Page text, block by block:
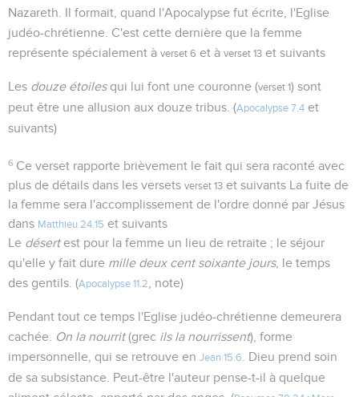
Nazareth. Il formait, quand l'Apocalypse fut écrite, l'Eglise
judéo-chrétienne. C'est cette dernière que la femme
représente spécialement à verset 6 et à verset 13 et suivants
Les douze étoilesqui lui font une couronne (verset 1) sont
peut être une allusion aux douze tribus. (Apocalypse 7.4 et
suivants)
6 Ce verset rapporte brièvement le fait qui sera raconté avec
plus de détails dans les versets verset 13 et suivants La fuite de
la femme sera l'accomplissement de l'ordre donné par Jésus
dans Matthieu 24.15 et suivants
Le désertest pour la femme un lieu de retraite ; le séjour
qu'elle y fait dure mille deux cent soixante jours, le temps
des gentils. (Apocalypse 11.2 , note)
Pendant tout ce temps l'Eglise judéo-chrétienne demeurera
cachée.
On la nourrit(grec ils la nourrissent), forme
impersonnelle, qui se retrouve en Jean 15.6
. Dieu prend soin
de sa subsistance. Peut-être l'auteur pense-t-il à quelque